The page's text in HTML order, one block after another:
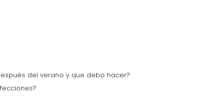
del verano y que debo hacer?